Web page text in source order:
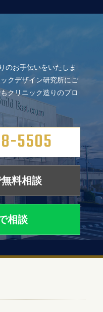
のお手伝いをいたしま
クデザイン研究所にご
クリニック造りのプロ
5505
料相談
相談